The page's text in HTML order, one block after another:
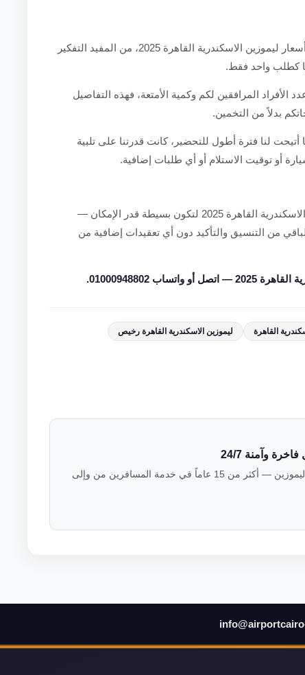
حتى تحصلوا على أفضل تجربة ممكنة فيما يخص أسعار ليموزين الاسكندرية القاهرة 2025، من المفيد التفكير
كطلب واحد فقط.
الأفراد المرافقين لكم وكمية الأمتعة، فهذه التفاصيل
بدلاً من التخمين.
لنا فترة أطول للتحضير، كانت قدرتنا على تلبية
أو توقيت الاستلام أو أي طلبات إضافية.
صممنا طريقة التعامل مع طلبات أسعار ليموزين الاسكندرية القاهرة 2025 لتكون بسيطة قدر الإمكان —
من التنسيق والتأكيد دون أي تعقيدات إضافية من
01000948802.
القاهرة
ليموزين الاسكندرية القاهرة رخيص
وآمنة 24/7
فريق خبراء النقل الفاخر في فالكون ليموزين — أكثر من 15 عاماً في خدمة المسافرين من وإلى